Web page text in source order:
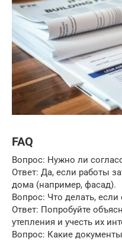
FAQ
Вопрос: Нужно ли
Ответ: Да, если работы
дома (например, фасад).
Вопрос: Что делать,
Ответ: Попробуйте
утепления и учесть их
Вопрос: Какие